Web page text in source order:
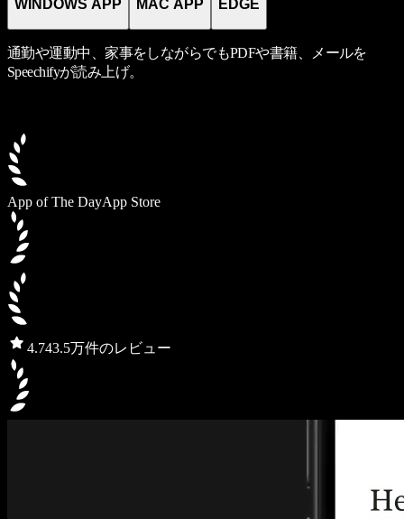
WINDOWS APP MAC APP EDGE
通勤や運動中、家事をしながらでもPDFや書籍、メールを
Speechifyが読み上げ。
App of The DayApp Store
4.743.5万件のレビュー